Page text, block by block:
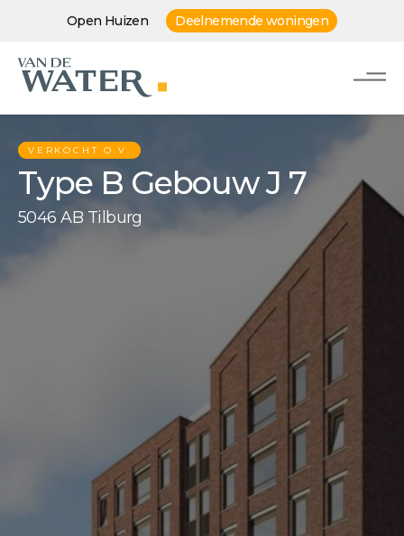
Open Huizen Deelnemende woningen
VERKOCHT O.V.
Type B Gebouw J 7
5046 AB Tilburg